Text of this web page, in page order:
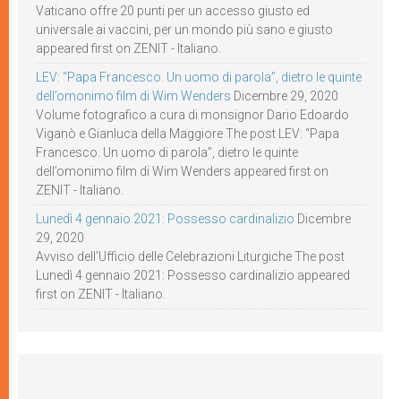
Vaticano offre 20 punti per un accesso giusto ed
universale ai vaccini, per un mondo più sano e giusto
appeared first on ZENIT - Italiano.
LEV: “Papa Francesco. Un uomo di parola”, dietro le quinte
dell’omonimo film di Wim Wenders Dicembre 29, 2020
Volume fotografico a cura di monsignor Dario Edoardo
Viganò e Gianluca della Maggiore The post LEV: “Papa
Francesco. Un uomo di parola”, dietro le quinte
dell’omonimo film di Wim Wenders appeared first on
ZENIT - Italiano.
Lunedì 4 gennaio 2021: Possesso cardinalizio Dicembre
29, 2020
Avviso dell’Ufficio delle Celebrazioni Liturgiche The post
Lunedì 4 gennaio 2021: Possesso cardinalizio appeared
first on ZENIT - Italiano.